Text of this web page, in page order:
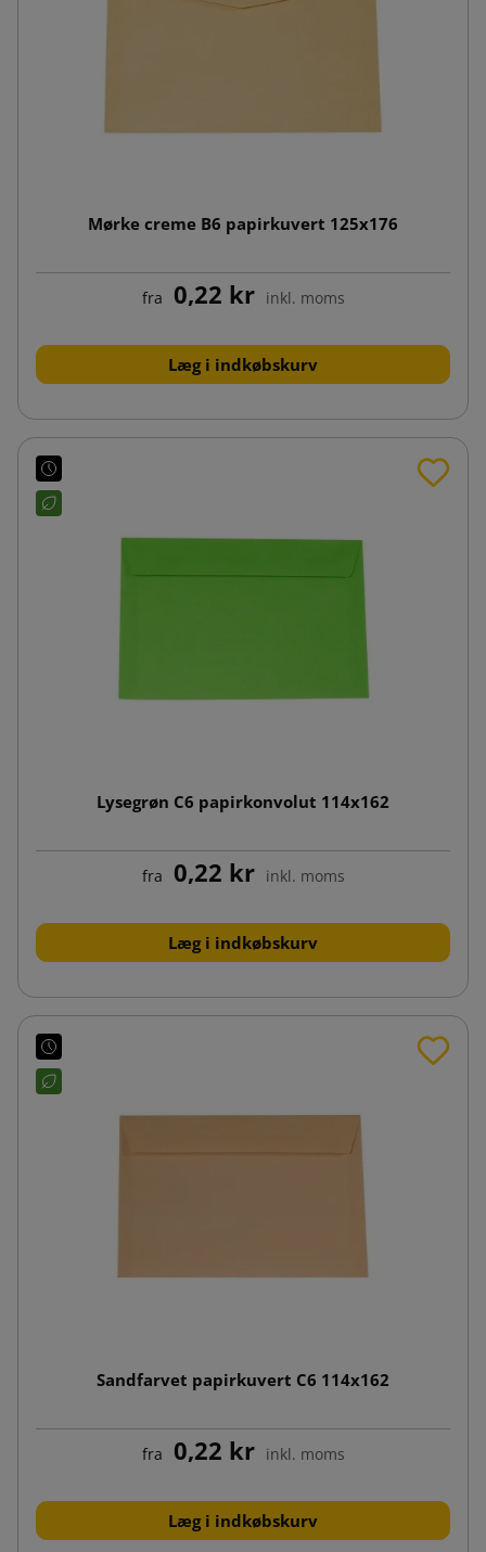
Mørke creme B6 papirkuvert 125x176
fra 0,22 kr inkl. moms
Læg i indkøbskurv
Lysegrøn C6 papirkonvolut 114x162
fra 0,22 kr inkl. moms
Læg i indkøbskurv
Sandfarvet papirkuvert C6 114x162
fra 0,22 kr inkl. moms
Læg i indkøbskurv